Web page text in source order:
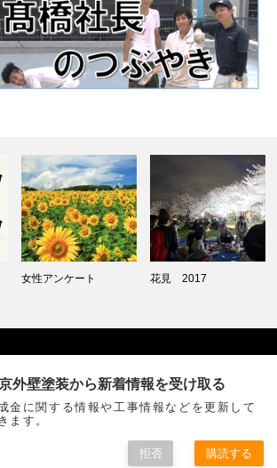
女性アンケート 花見 2017
と耐用年数に特化した東京外壁塗装All Rights Reserved.
外壁塗装から新着情報を受け取る
金に関する情報や工事情報などを更新して
ます。
拒否 購読する